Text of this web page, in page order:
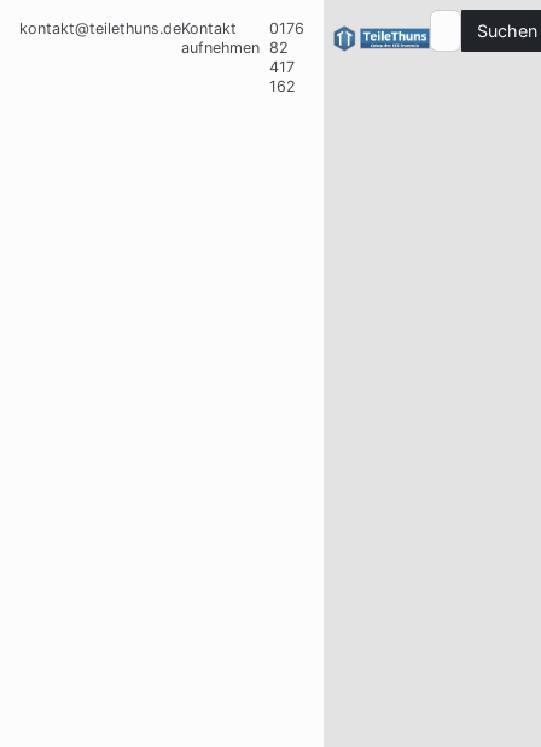
kontakt@teilethuns.deKontakt
aufnehmen
0176
82
417
162
Suchen